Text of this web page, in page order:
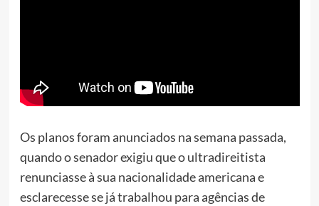
Os planos foram anunciados na semana passada,
quando o senador exigiu que o ultradireitista
renunciasse à sua nacionalidade americana e
esclarecesse se já trabalhou para agências de